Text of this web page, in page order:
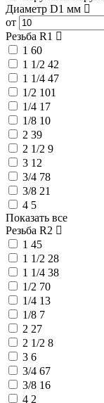
Диаметр D1 мм
от
Резьба R1
1 60
1 1/2 42
1 1/4 47
1/2 101
1/4 17
1/8 10
2 39
2 1/2 9
3 12
3/4 78
3/8 21
4 5
Показать все
Резьба R2
1 45
1 1/2 28
1 1/4 38
1/2 70
1/4 13
1/8 7
2 27
2 1/2 8
3 6
3/4 67
3/8 16
4 2